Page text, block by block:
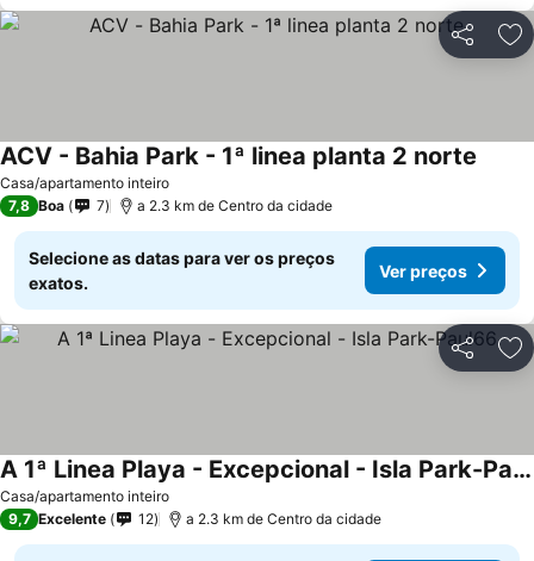
Partilhar
Casa/apartamento inteiro
ACV - Bahia Park - 1ª linea planta 2 norte
7,8 Boa 7 a 2.3 km de Centro da cidade
Selecione as datas para ver os preços
exatos.
Ver preços
Partilhar
Casa/apartamento inteiro
A 1ª Linea Playa - Excepcional - Isla Park-Paul66
9,7 Excelente 12 a 2.3 km de Centro da cidade